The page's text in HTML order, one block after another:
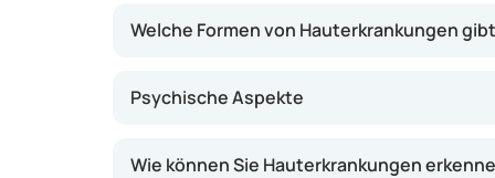
auf die die Haut bei Akne und Ekzemen
Welche Formen von Hauterkrankungen
Psychische Aspekte
Wie können Sie Hauterkrankungen